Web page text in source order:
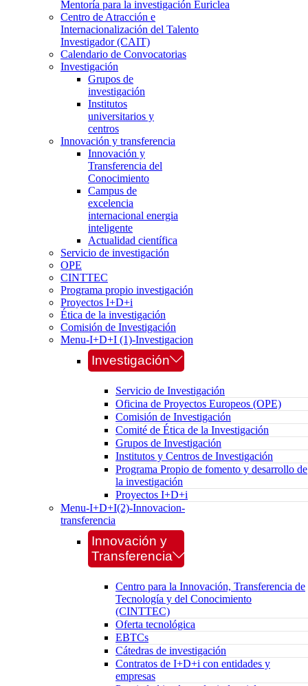
Mentoría para la investigación Euriclea
Centro de Atracción e
Internacionalización del Talento
Investigador (CAIT)
Calendario de Convocatorias
Investigación
Grupos de
investigación
Institutos
universitarios y
centros
Innovación y transferencia
Innovación y
Transferencia del
Conocimiento
Campus de
excelencia
internacional energia
inteligente
Actualidad científica
Servicio de investigación
OPE
CINTTEC
Programa propio investigación
Proyectos I+D+i
Ética de la investigación
Comisión de Investigación
Menu-I+D+I (1)-Investigacion
Investigación
Servicio de Investigación
Oficina de Proyectos Europeos (OPE)
Comisión de Investigación
Comité de Ética de la Investigación
Grupos de Investigación
Institutos y Centros de Investigación
Programa Propio de fomento y desarrollo de
la investigación
Proyectos I+D+i
Menu-I+D+I(2)-Innovacion-
transferencia
Innovación y
Transferencia
Centro para la Innovación, Transferencia de
Tecnología y del Conocimiento
(CINTTEC)
Oferta tecnológica
EBTCs
Cátedras de investigación
Contratos de I+D+i con entidades y
empresas